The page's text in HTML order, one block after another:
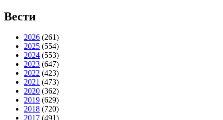
Вести
2026 (261)
2025 (554)
2024 (553)
2023 (647)
2022 (423)
2021 (473)
2020 (362)
2019 (629)
2018 (720)
2017 (491)